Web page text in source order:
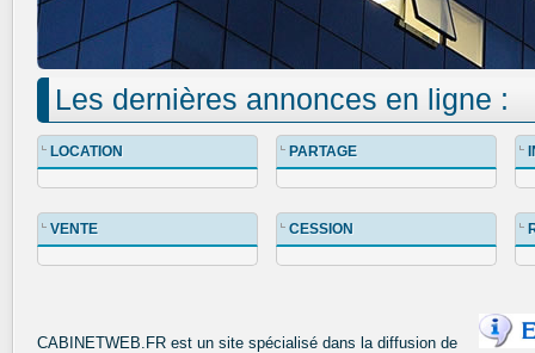
Les dernières annonces en ligne :
LOCATION
VENTE
PARTAGE
CESSION
CABINETWEB.FR est un site spécialisé dans la diffusion de